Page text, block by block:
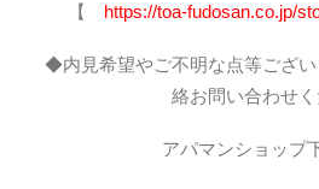
【 https://toa-fudosan.co.jp/
◆内見希望やご不明な点等ござ
絡お問い合わせ
アパマンショップ